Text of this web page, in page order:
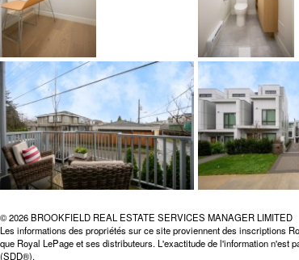
© 2026 BROOKFIELD REAL ESTATE SERVICES MANAGER LIMITED
Les informations des propriétés sur ce site proviennent des inscriptions
que Royal LePage et ses distributeurs. L'exactitude de l'information n'est
(SDD®).